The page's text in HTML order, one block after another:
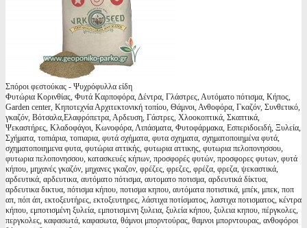
Σπόροι φεστούκας - Ψυχρόφυλλα είδη
Φυτώρια Κορινθίας, Φυτά Καρποφόρα, Δέντρα, Γλάστρες, Αυτόματο πότισμα, Κήπος,
Garden center, Κηποτεχνία Αρχιτεκτονική τοπίου, Θάμνοι, Ανθοφόρα, Γκαζόν, Συνθετικό,
γκαζόν, Βότσαλα,Ελαφρόπετρα, Αρδευση, Γάστρες, Χλοοκοπτικά, Σκαπτικά,
Ψεκαστήρες, Κλαδοφάγοι, Κωνοφόρα, Λιπάσματα, Φυτοφάρμακα, Εσπεριδοειδή, Ξυλεία,
Σχήματα, τοπιάρια, τοπιαρια, φυτά σχήματα, φυτα σχηματα, σχηματοποιημένα φυτά,
σχηματοποιημενα φυτα, φυτώρια αττικής, φυτωρια αττικης, φυτωρια πελοπονησσου,
φυτωρια πελοπονησσου, κατασκευές κήπων, προσφορές φυτών, προσφορες φυτων, φυτά
κήπου, μηχανές γκαζόν, μηχανες γκαζον, φρέζες, φρεζες, φρέζα, φρεζα, ψεκαστικά,
αρδευτικά, αρδευτικα, αυτόματο πότισμα, αυτοματο ποτισμα, αρδευτικά δίκτυα,
αρδευτικα δικτυα, πότισμα κήπου, ποτισμα κηπου, αυτόματα ποτιστικά, μπέκ, μπεκ, ποπ
απ, πόπ άπ, εκτοξευτήρες, εκτοξευτηρες, λάστιχα ποτίσματος, λαστιχα ποτισματος, κέντρα
κήπου, εμποτισμένη ξυλεία, εμποτισμενη ξυλεια, ξυλεία κήπου, ξυλεια κηπου, πέργκολες,
περγκολες, καφασωτά, καφασωτα, θάμνοι μπορντούρας, θαμνοι μπορντουρας, ανθοφόροι